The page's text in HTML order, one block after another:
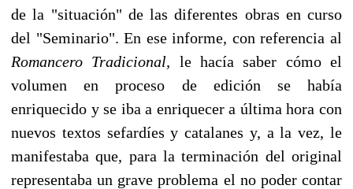
de la "situación" de las diferentes obras en curso
del "Seminario". En ese informe, con referencia al
Romancero Tra­dicional, le hacía saber cómo el
volumen en proceso de edición se había
enriquecido y se iba a enriquecer a última hora con
nuevos textos sefardíes y catalanes y, a la vez, le
manifestaba que, para la terminación del original
representaba un grave problema el no poder contar